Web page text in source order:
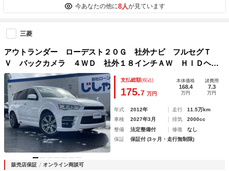
今あなたの他に8人が見ています
三菱
アウトランダー ローデスト２０Ｇ 社外ナビ フルセグＴ
Ｖ バックカメラ ４ＷＤ 社外１８インチＡＷ ＨＩＤヘッ
ドライト ＥＴＣ ドラレコ スマートキー 革巻きス革巻き
ステアリング ステアリングスイッチ パドルシフト ハーフ
革
支払総額(税込)
175.7 万円
本体価格
168.4
万円
諸費用
7.3
万円
年式 2012年 走行
11.5万km
車検
2027年3月 排気
2000cc
整備
法定整備付 修復
なし
保証
保証付 (3ヶ月・走行無制限)
販売店保証 オンライン商談可